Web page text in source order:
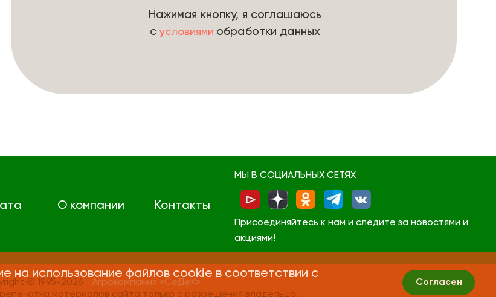
Нажимая кнопку, я соглашаюсь
с условиями обработки данных
О компании Контакты
МЫ В СОЦИАЛЬНЫХ СЕТЯХ
Присоединяйтесь к нам и следите за новостями и
акциями!
© 1995-2026
Агрокомпания «СеДеК»
материалов сайта только с разрешения владельца.
на использование файлов cookie в соответствии с
Согласен